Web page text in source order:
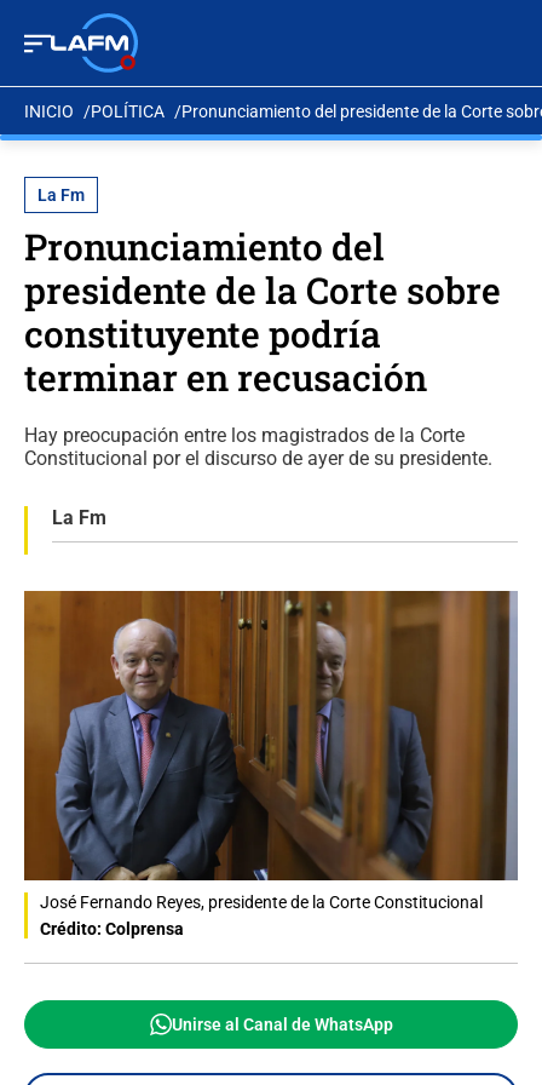
INICIO POLÍTICA Pronunciamiento del presidente de la Corte
La Fm
Pronunciamiento del
presidente de la Corte sobre
constituyente podría
terminar en recusación
Hay preocupación entre los magistrados de la Corte
Constitucional por el discurso de ayer de su presidente.
La Fm
José Fernando Reyes, presidente de la Corte Constitucional
Crédito: Colprensa
Unirse al Canal de WhatsApp